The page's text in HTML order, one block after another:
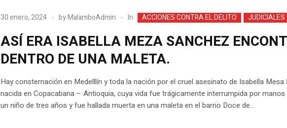
30 enero, 2024 byMalamboAdmin In ACCIONES CONTRA EL DELITO JUDICIALES
ASÍ ERA ISABELLA MEZA SANCHEZ
DENTRO DE UNA MALETA.
Hay consternación en Medelllín y toda la nación por el cruel asesinato de Isabella Mesa
nacida en Copacabana – Antioquia, cuya vida fue trágicamente interrumpida por
un niño de tres años y fue hallada muerta en una maleta en el barrio Doce de...